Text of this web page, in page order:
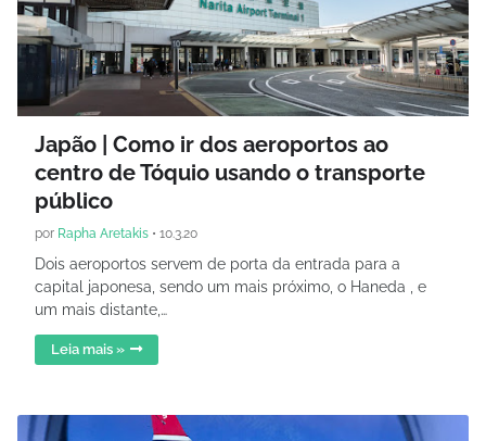
Japão | Como ir dos aeroportos ao
centro de Tóquio usando o transporte
público
por Rapha Aretakis • 10.3.20
Dois aeroportos servem de porta da entrada para a
capital japonesa, sendo um mais próximo, o Haneda , e
um mais distante,…
Leia mais »